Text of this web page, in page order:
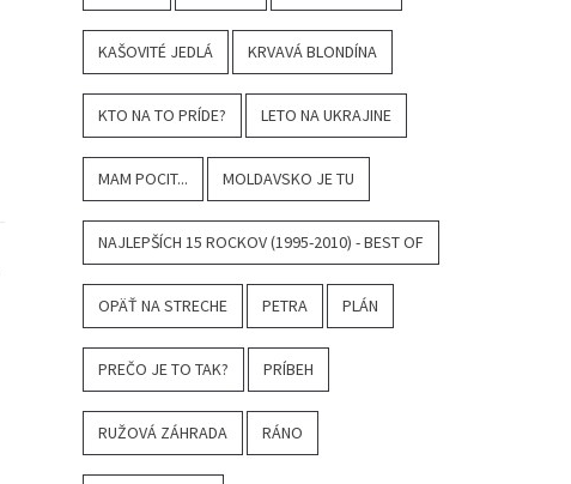
KAŠOVITÉ JEDLÁ KRVAVÁ BLONDÍNA
KTO NA TO PRÍDE? LETO NA UKRAJINE
MAM POCIT... MOLDAVSKO JE TU
NAJLEPŠÍCH 15 ROCKOV (1995-2010) - BEST OF
OPÄŤ NA STRECHE PETRA PLÁN
PREČO JE TO TAK? PRÍBEH
RUŽOVÁ ZÁHRADA RÁNO